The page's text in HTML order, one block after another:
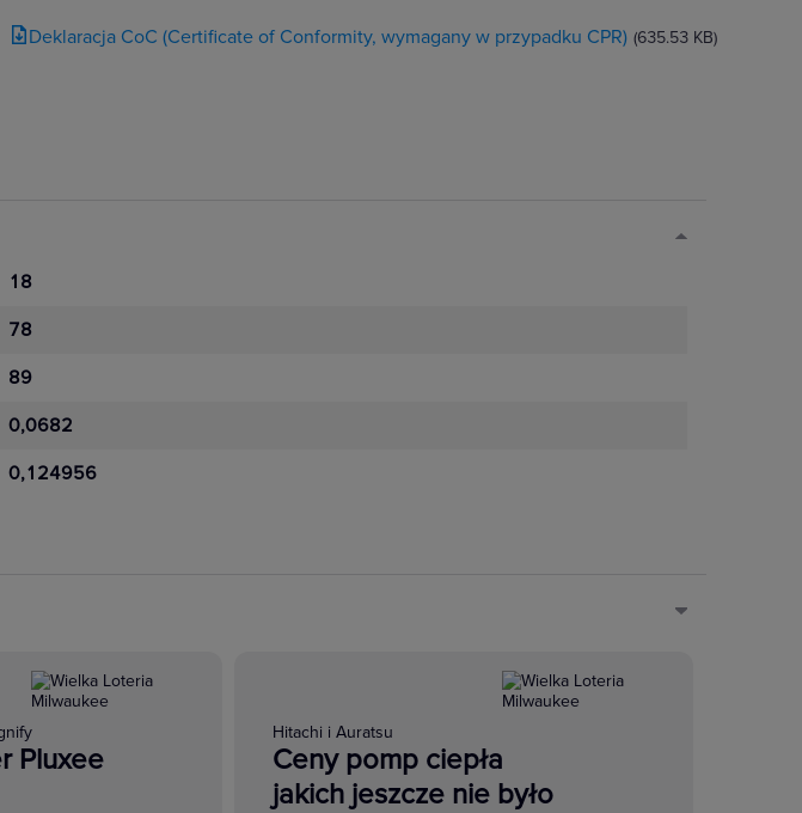
Deklaracja CoC (Certificate of Conformity, wymagany w przypadku CPR) (635.53 KB)
18
78
89
0,0682
0,124956
Pluxee
Hitachi i Auratsu
Ceny pomp ciepła
jakich jeszcze nie było